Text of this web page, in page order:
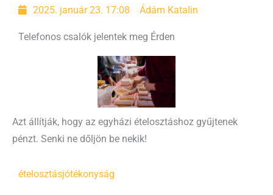
2025. január 23. 17:08 Ádám Katalin
Telefonos csalók jelentek meg Érden
Azt állítják, hogy az egyházi ételosztáshoz gyűjtenek
pénzt. Senki ne dőljön be nekik!
ételosztásjótékonyság